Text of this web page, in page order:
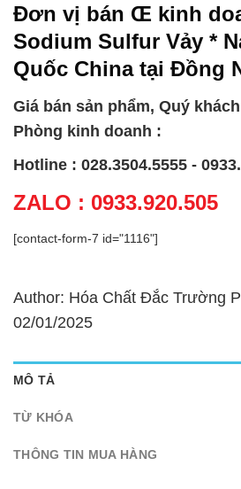
Đơn vị bán Œ kinh
Sodium Sulfur Vảy *
Quốc China tại Đồng
Giá bán sản phẩm, Quý
Phòng kinh doanh :
Hotline : 028.3504.5555 -
ZALO : 0933.920.505
[contact-form-7 id="1116"]
Author: Hóa Chất Đắc Trường
02/01/2025
MÔ TẢ
TỪ KHÓA
THÔNG TIN MUA HÀNG